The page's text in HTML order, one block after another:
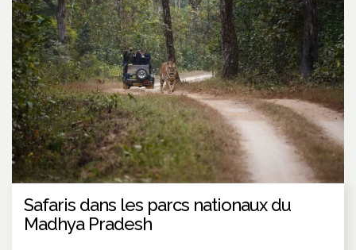
Safaris dans les parcs nationaux du
Madhya Pradesh